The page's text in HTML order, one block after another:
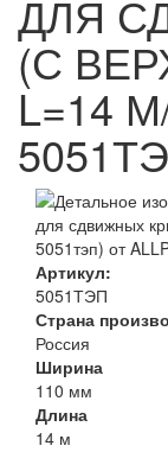
ДЛЯ
(С
L=14
Артикул:
5051ТЭП
Страна
Россия
Ширина
110 мм
Длина
14 м